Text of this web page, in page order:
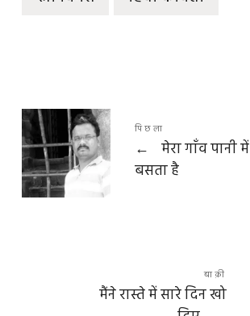
पिछला
←
मेरा गाँव पानी में
बसता है
बाक़ी
मैंने रास्ते में सारे दिन खो